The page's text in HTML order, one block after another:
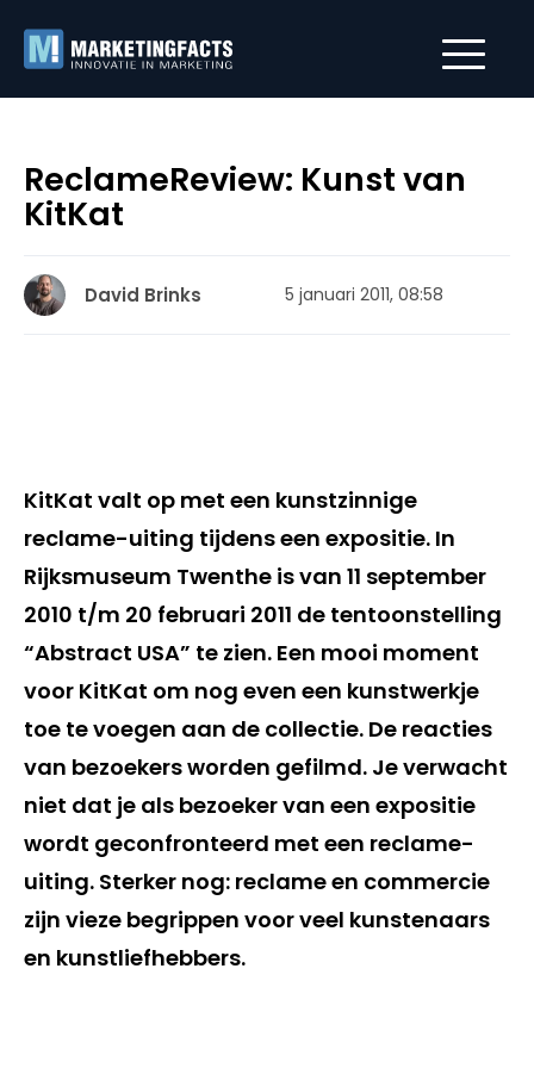
ReclameReview: Kunst van
KitKat
David Brinks 5 januari 2011, 08:58
KitKat valt op met een kunstzinnige
reclame-uiting tijdens een expositie. In
Rijksmuseum Twenthe is van 11 september
2010 t/m 20 februari 2011 de tentoonstelling
“Abstract USA” te zien. Een mooi moment
voor KitKat om nog even een kunstwerkje
toe te voegen aan de collectie. De reacties
van bezoekers worden gefilmd. Je verwacht
niet dat je als bezoeker van een expositie
wordt geconfronteerd met een reclame-
uiting. Sterker nog: reclame en commercie
zijn vieze begrippen voor veel kunstenaars
en kunstliefhebbers.